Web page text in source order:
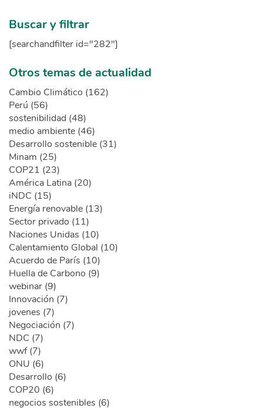
Buscar y filtrar
[searchandfilter id="282"]
Otros temas de actualidad
Cambio Climático (162)
Perú (56)
sostenibilidad (48)
medio ambiente (46)
Desarrollo sostenible (31)
Minam (25)
COP21 (23)
América Latina (20)
iNDC (15)
Energía renovable (13)
Sector privado (11)
Naciones Unidas (10)
Calentamiento Global (10)
Acuerdo de París (10)
Huella de Carbono (9)
webinar (9)
Innovación (7)
jovenes (7)
Negociación (7)
NDC (7)
wwf (7)
ONU (6)
Desarrollo (6)
COP20 (6)
negocios sostenibles (6)